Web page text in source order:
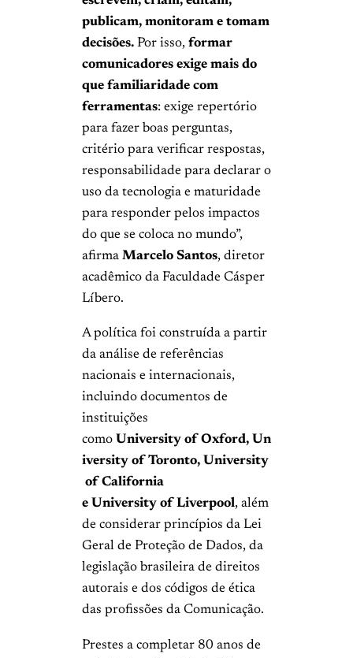
publicam, monitoram e tomam
decisões. Por isso, formar
comunicadores exige mais do
que familiaridade com
ferramentas: exige repertório
para fazer boas perguntas,
critério para verificar respostas,
responsabilidade para declarar o
uso da tecnologia e maturidade
para responder pelos impactos
do que se coloca no mundo”,
afirma Marcelo Santos, diretor
acadêmico da Faculdade Cásper
Líbero.
A política foi construída a partir
da análise de referências
nacionais e internacionais,
incluindo documentos de
instituições
como University of Oxford, Un
iversity of Toronto, University
of California
e University of Liverpool, além
de considerar princípios da Lei
Geral de Proteção de Dados, da
legislação brasileira de direitos
autorais e dos códigos de ética
das profissões da Comunicação.
Prestes a completar 80 anos de